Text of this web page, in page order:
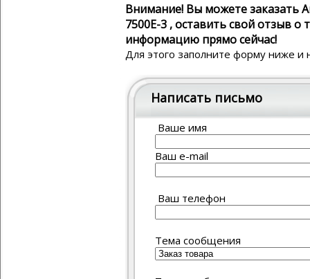
Внимание! Вы можете заказать
7500E-3 , оставить свой отзыв
информацию прямо сейчас!
Для этого заполните форму ниже и
Написать письмо
Ваше имя
Ваш e-mail
Ваш телефон
Тема сообщения